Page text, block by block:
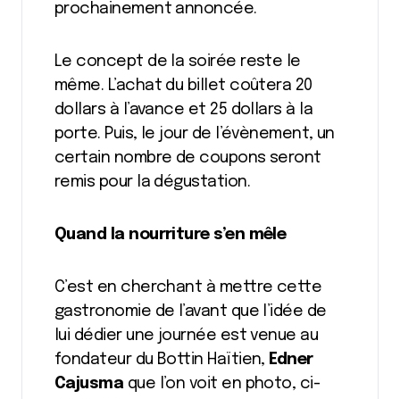
prochainement annoncée.
Le concept de la soirée reste le
même. L’achat du billet coûtera 20
dollars à l’avance et 25 dollars à la
porte. Puis, le jour de l’évènement, un
certain nombre de coupons seront
remis pour la dégustation.
Quand la nourriture s’en mêle
C’est en cherchant à mettre cette
gastronomie de l’avant que l’idée de
lui dédier une journée est venue au
fondateur du Bottin Haïtien, Edner
Cajusmaque l’on voit en photo, ci-